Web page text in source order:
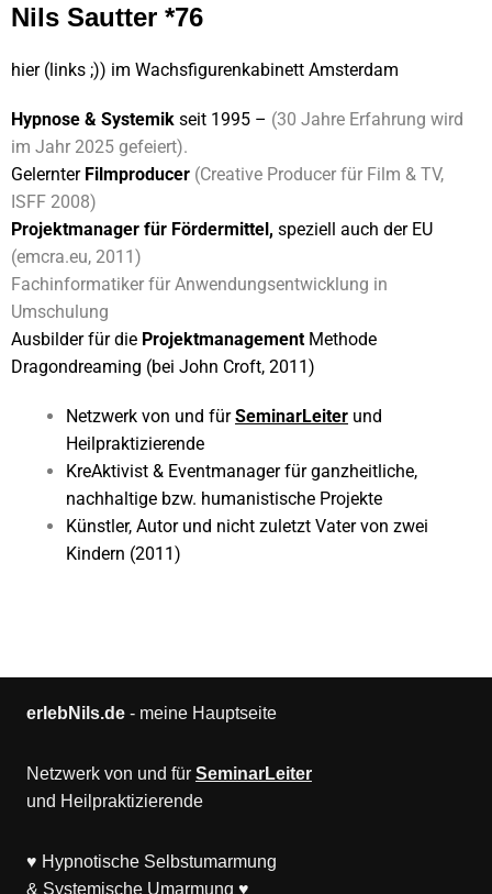
Nils Sautter *76
hier (links ;)) im Wachsfigurenkabinett Amsterdam
Hypnose & Systemik seit 1995 – (30 Jahre Erfahrung wird
im Jahr 2025 gefeiert).
Gelernter Filmproducer (Creative Producer für Film & TV,
ISFF 2008)
Projektmanager für Fördermittel, speziell auch der EU
(emcra.eu, 2011)
Fachinformatiker für Anwendungsentwicklung in
Umschulung
Ausbilder für die Projektmanagement Methode
Dragondreaming (bei John Croft, 2011)
Netzwerk von und fürSeminarLeiter und
Heilpraktizierende
KreAktivist & Eventmanager für ganzheitliche,
nachhaltige bzw. humanistische Projekte
Künstler, Autor und nicht zuletzt Vater von zwei
Kindern (2011)
erlebNils.de- meine Hauptseite
Netzwerk von und für SeminarLeiter
und Heilpraktizierende
♥ Hypnotische Selbstumarmung
& Systemische Umarmung ♥